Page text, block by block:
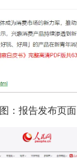
图：报告发布页面